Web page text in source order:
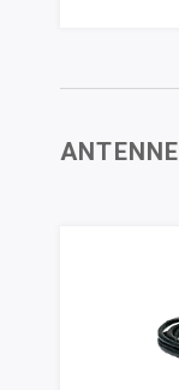
ANTENNE